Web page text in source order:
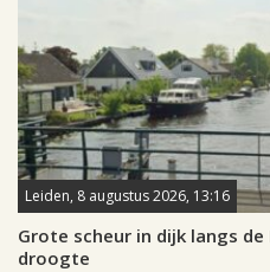
Leiden, 8 augustus 2026, 13:16
Grote scheur in dijk langs
droogte